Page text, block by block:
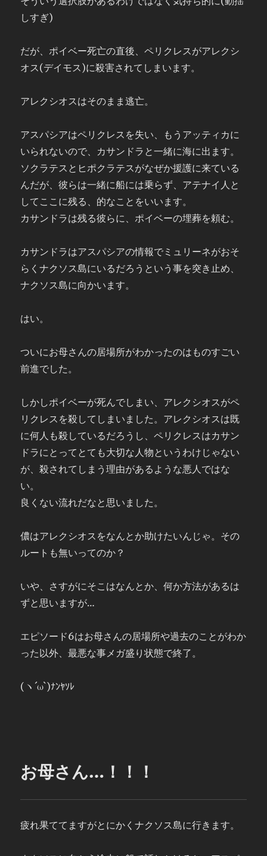
しすぎ)
だが、ポイベー死亡の直後、ペリクレスがアレクシ
オス(デイモス)に殺害されてしまいます。
アレクシオスはそのまま逃亡。
アスパシアはペリクレスを失い、もうアッティカに
いられないので、カサンドラと一緒に海に出ます。
ソクラテスとヒポクラテスがなぜか援護に来ている
んだが、彼らは一緒に船には乗らず、アテナイ人と
してここに残る、的なことをいいます。
カサンドラは残る彼らに、ポイベーの埋葬を頼む。
カサンドラはアスパシアの情報でミュリーネがおそ
らくナクソス島にいるだろうという事を突き止め、
ナクソス島に向かいます。
はい。
ついにお母さんの居場所がわかったのはものすごい
前進でした。
しかしポイベーが死んでしまい、アレクシオスがペ
リクレスを殺してしまいました。アレクシオスは既
に何人も殺しているだろうし、ペリクレスはカサン
ドラにとってとても大切な人物というわけじゃない
が、殺されてしまう理由があるような悪人ではな
い。
良くない流れだなと思いました。
儂はアレクシオスをなんとか助けたいんじゃ。その
ルートも無いってのか？
いや、さすがにそこはなんとか、何か方法があるは
ずと思いますが…
エピソード6はお母さんの居場所や過去のことがわか
った以外、最悪な事メガ盛り状態で終了。
(ヽ´ω`)ﾅﾝﾔｿﾚ
お母さん…！！！
疲れ果ててますがとにかくナクソス島に行きます。